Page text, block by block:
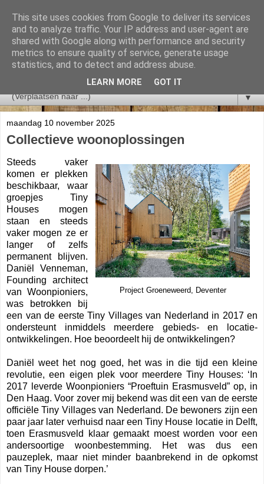
▼
maandag 10 november 2025
Collectieve woonoplossingen
Project Groeneweerd, Deventer
Steeds vaker
komen er plekken
beschikbaar, waar
groepjes Tiny
Houses mogen
staan en steeds
vaker mogen ze er
langer of zelfs
permanent blijven.
Daniël Venneman,
Founding architect
van Woonpioniers,
was betrokken bij
een van de eerste Tiny Villages van Nederland in 2017 en
ondersteunt inmiddels meerdere gebieds- en locatie-
ontwikkelingen. Hoe beoordeelt hij de ontwikkelingen?
Daniël weet het nog goed, het was in die tijd een kleine
revolutie, een eigen plek voor meerdere Tiny Houses: ‘In
2017 leverde Woonpioniers “Proeftuin Erasmusveld” op, in
Den Haag. Voor zover mij bekend was dit een van de eerste
officiële Tiny Villages van Nederland. De bewoners zijn een
paar jaar later verhuisd naar een Tiny House locatie in Delft,
toen Erasmusveld klaar gemaakt moest worden voor een
andersoortige woonbestemming. Het was dus een
pauzeplek, maar niet minder baanbrekend in de opkomst
van Tiny House dorpen.’
This site uses cookies from Google to deliver its services
and to analyze traffic. Your IP address and user-agent are
shared with Google along with performance and security
metrics to ensure quality of service, generate usage
statistics, and to detect and address abuse.
LEARN MORE GOT IT